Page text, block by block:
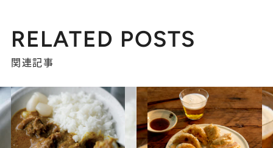
RELATED POSTS
関連記事